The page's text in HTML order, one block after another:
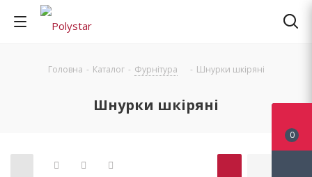
Головна - Каталог - Фурнітура - Шнурки шкіряні
Шнурки шкіряні
0